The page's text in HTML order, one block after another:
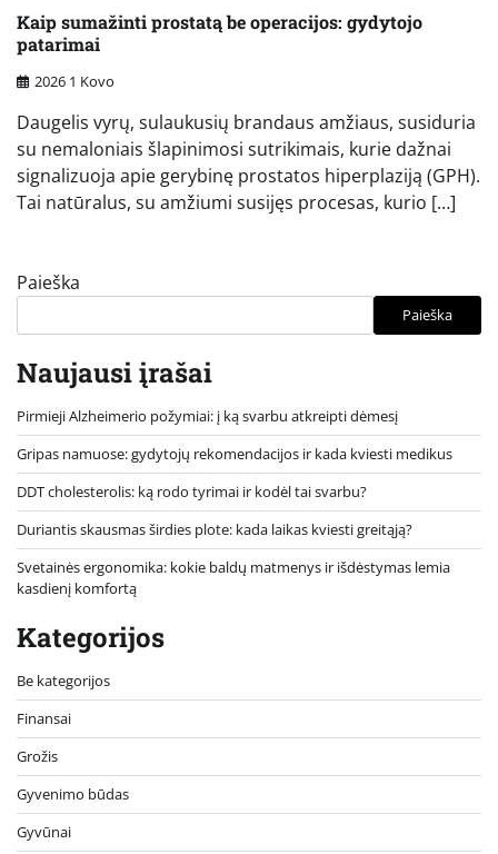
Kaip sumažinti prostatą be operacijos: gydytojo
patarimai
2026 1 Kovo
Daugelis vyrų, sulaukusių brandaus amžiaus, susiduria
su nemaloniais šlapinimosi sutrikimais, kurie dažnai
signalizuoja apie gerybinę prostatos hiperplaziją (GPH).
Tai natūralus, su amžiumi susijęs procesas, kurio […]
Paieška
Paieška
Naujausi įrašai
Pirmieji Alzheimerio požymiai: į ką svarbu atkreipti dėmesį
Gripas namuose: gydytojų rekomendacijos ir kada kviesti medikus
DDT cholesterolis: ką rodo tyrimai ir kodėl tai svarbu?
Duriantis skausmas širdies plote: kada laikas kviesti greitąją?
Svetainės ergonomika: kokie baldų matmenys ir išdėstymas lemia
kasdienį komfortą
Kategorijos
Be kategorijos
Finansai
Grožis
Gyvenimo būdas
Gyvūnai